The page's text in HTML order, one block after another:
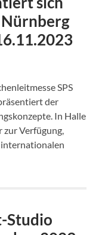
Nürnberg
SPS
der
In Halle
zur Verfügung,
internationalen
Studio